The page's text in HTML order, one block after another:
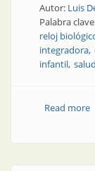
Autor: Luis
Palabra
reloj
integradora
infantil
Read more